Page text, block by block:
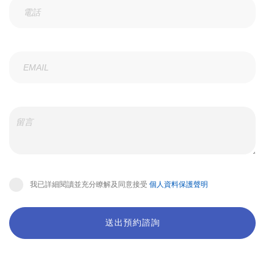
我已詳細閱讀並充分瞭解及同意接受個人資料保護聲明
送出預約諮詢